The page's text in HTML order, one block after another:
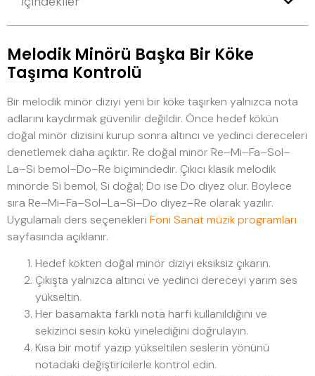
Melodik Minörü Başka Bir Köke
Taşıma Kontrolü
Bir melodik minör diziyi yeni bir köke taşırken yalnızca nota
adlarını kaydırmak güvenilir değildir. Önce hedef kökün
doğal minör dizisini kurup sonra altıncı ve yedinci dereceleri
denetlemek daha açıktır. Re doğal minör Re–Mi–Fa–Sol–
La–Si bemol–Do–Re biçimindedir. Çıkıcı klasik melodik
minörde Si bemol, Si doğal; Do ise Do diyez olur. Böylece
sıra Re–Mi–Fa–Sol–La–Si–Do diyez–Re olarak yazılır.
Uygulamalı ders seçenekleri Foni Sanat müzik programları
sayfasında açıklanır.
Hedef kökten doğal minör diziyi eksiksiz çıkarın.
Çıkışta yalnızca altıncı ve yedinci dereceyi yarım ses
yükseltin.
Her basamakta farklı nota harfi kullanıldığını ve
sekizinci sesin kökü yinelediğini doğrulayın.
Kısa bir motif yazıp yükseltilen seslerin yönünü
notadaki değiştiricilerle kontrol edin.